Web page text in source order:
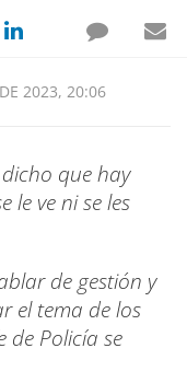
2023, 20:06
que hay
le ve ni se les
de gestión y
el tema de los
de Policía se